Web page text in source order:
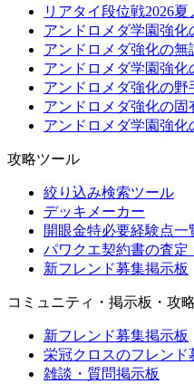
リアタイ段位戦2026
アンドロメダ学園強化
アンドロメダ強化の
アンドロメダ学園強化
アンドロメダ強化の野
アンドロメダ強化の固
アンドロメダ学園強化
攻略ツール
絞り込み検索ツール
デッキメーカー
開眼金特必要経験点一
パワクエ契約書の査定
新フレンド募集掲示板
コミュニティ・掲示板・攻
新フレンド募集掲示板
栄冠クロスのフレンド
雑談・質問掲示板